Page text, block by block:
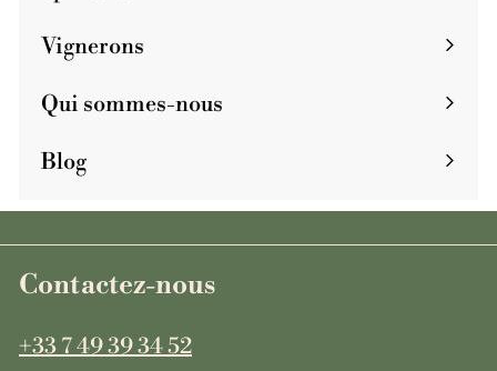
Vignerons
Qui sommes-nous
Blog
Contactez-nous
+33 7 49 39 34 52